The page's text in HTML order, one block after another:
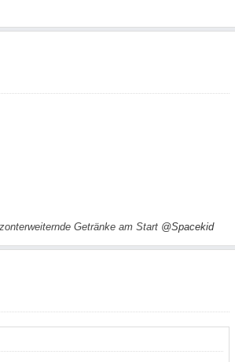
Getränke am Start @Spacekid